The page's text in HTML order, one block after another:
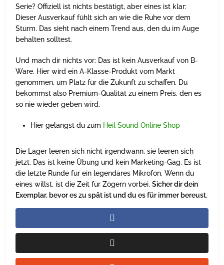
Serie? Offiziell ist nichts bestätigt, aber eines ist klar:
Dieser Ausverkauf fühlt sich an wie die Ruhe vor dem
Sturm. Das sieht nach einem Trend aus, den du im Auge
behalten solltest.
Und mach dir nichts vor: Das ist kein Ausverkauf von B-
Ware. Hier wird ein A-Klasse-Produkt vom Markt
genommen, um Platz für die Zukunft zu schaffen. Du
bekommst also Premium-Qualität zu einem Preis, den es
so nie wieder geben wird.
Hier gelangst du zum Heil Sound Online Shop
Die Lager leeren sich nicht irgendwann, sie leeren sich
jetzt. Das ist keine Übung und kein Marketing-Gag. Es ist
die letzte Runde für ein legendäres Mikrofon. Wenn du
eines willst, ist die Zeit für Zögern vorbei.Sicher dir dein
Exemplar, bevor es zu spät ist und du es für immer bereust.